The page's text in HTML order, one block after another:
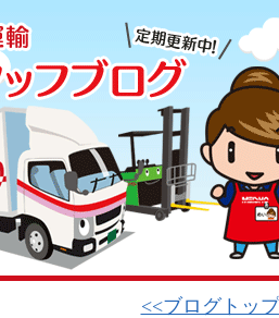
<<ブログトッ